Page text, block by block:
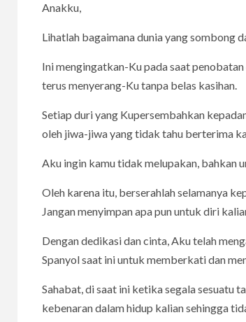
Anakku,
Lihatlah bagaimana dunia yang sombong
Ini mengingatkan-Ku pada saat
terus menyerang-Ku tanpa belas kasihan.
Setiap duri yang Kupersembahkan
oleh jiwa-jiwa yang tidak tahu berterima
Aku ingin kamu tidak melupakan, bahkan
Oleh karena itu, berserahlah selamanya
Jangan menyimpan apa pun untuk diri
Dengan dedikasi dan cinta, Aku telah
Spanyol saat ini untuk memberkati dan
Sahabat, di saat ini ketika segala sesuatu
kebenaran dalam hidup kalian sehingga